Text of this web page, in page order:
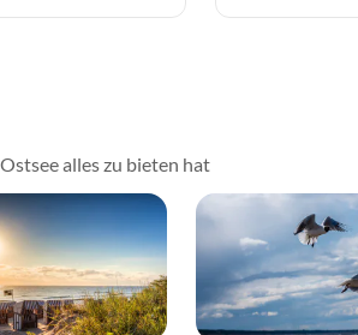
alles zu bieten hat